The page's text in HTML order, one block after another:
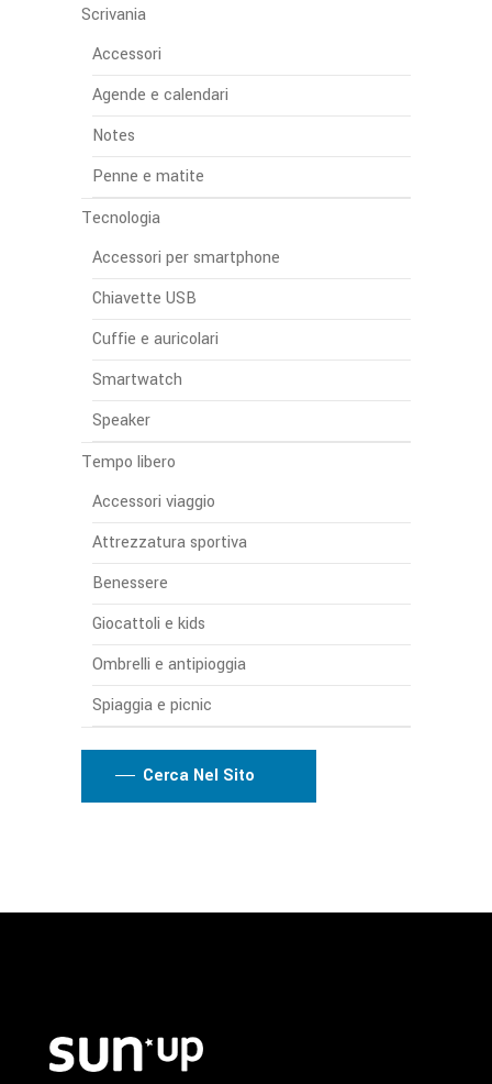
Scrivania
Accessori
Agende e calendari
Notes
Penne e matite
Tecnologia
Accessori per smartphone
Chiavette USB
Cuffie e auricolari
Smartwatch
Speaker
Tempo libero
Accessori viaggio
Attrezzatura sportiva
Benessere
Giocattoli e kids
Ombrelli e antipioggia
Spiaggia e picnic
Cerca Nel Sito